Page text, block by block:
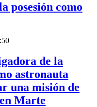
posesión como
de la
astronauta
una misión de
Marte